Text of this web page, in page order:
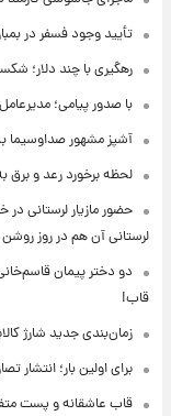
تأیید وجود فسفر در
رهگیری با چند دلار؛
با صدور پیامی؛
آشپز مشهور صداوسیما
لحظه برخورد رعد و برق
حضور مازیار لرستانی در
لرستانی آن هم در روز روشن
دو دختر پیمان
قاب!
زمان‌بندی جدید شارژ کالابرگ
برای اولین بار؛ انتشار
قاب عاشقانه و پست